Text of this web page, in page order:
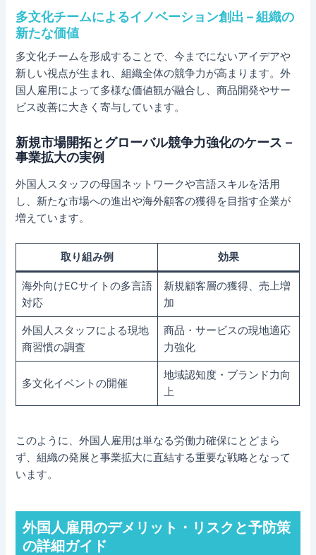
多文化チームによるイノベーション創出 – 組織の
新たな価値
多文化チームを形成することで、今までにないアイデアや
新しい視点が生まれ、組織全体の競争力が高まります。外
国人雇用によって多様な価値観が融合し、商品開発やサー
ビス改善に大きく寄与しています。
新規市場開拓とグローバル競争力強化のケース –
事業拡大の実例
外国人スタッフの母国ネットワークや言語スキルを活用
し、新たな市場への進出や海外顧客の獲得を目指す企業が
増えています。
取り組み例 効果
海外向けECサイトの多言語
対応
新規顧客層の獲得、売上増
加
外国人スタッフによる現地
商習慣の調査
商品・サービスの現地適応
力強化
多文化イベントの開催
地域認知度・ブランド力向
上
このように、外国人雇用は単なる労働力確保にとどまら
ず、組織の発展と事業拡大に直結する重要な戦略となって
います。
外国人雇用のデメリット・リスクと予防策
の詳細ガイド